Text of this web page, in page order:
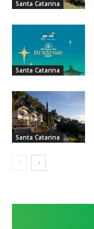
Santa Catarina
Santa Catarina
Santa Catarina